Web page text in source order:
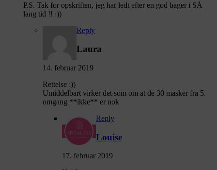
P.S. Tak for opskriften, jeg har ledt efter en god bager i SÅ
lang tid !! :))
Reply
Laura
14. februar 2019
Rettelse :))
Umiddelbart virker det som om at de 30 masker fra 5.
omgang **ikke** er nok
Reply
Louise
17. februar 2019